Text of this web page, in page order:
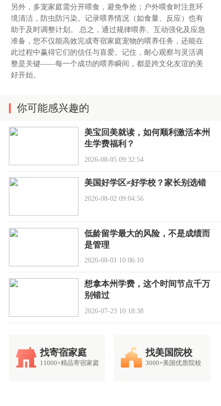
另外，多宠家庭需分开喂食，避免争抢；户外喂食时注意环
境清洁，防虫防污染。记录喂养情况（如食量、反应）也有
助于及时调整计划。 总之，通过规律喂养、互动强化及应急
准备，您不仅能高效完成寄宿家庭宠物的喂养任务，还能在
此过程中赢得它们的信任与喜爱。记住，耐心观察与灵活调
整是关键——每一个成功的喂养瞬间，都是跨文化友谊的美
好开始。
你可能感兴趣的
美宝回美就读，如何顺利激活本州
生学费福利？
2026-08-05 09:32:54
美国好学区≠好学校？家长别选错
2026-08-02 09:04:56
低龄留学最大的风险，不是成绩而
是管理
2026-08-01 10:06:10
想拿本州学费，这个时间节点千万
别错过
2026-07-23 10:18:38
找寄宿家庭
11000+精品寄宿家庭
找美国院校
3000+美国优质院校